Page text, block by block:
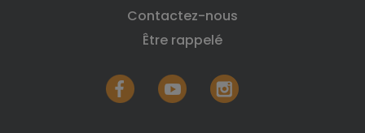
Contactez-nous
Être rappelé